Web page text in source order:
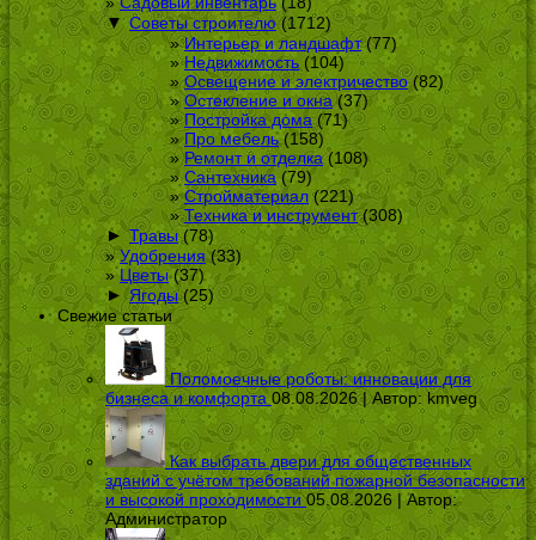
▼ Советы строителю(1712)
Интерьер и ландшафт(77)
Недвижимость(104)
Освещение и электричество(82)
Остекление и окна(37)
Постройка дома(71)
Про мебель(158)
Ремонт и отделка(108)
Сантехника (79)
Стройматериал(221)
Техника и инструмент(308)
► Травы(78)
Удобрения(33)
Цветы(37)
► Ягоды(25)
Свежие статьи
Поломоечные роботы: инновации для
бизнеса и комфорта 08.08.2026 | Автор:kmveg
Как выбрать двери для общественных
зданий с учётом требований пожарной безопасности
и высокой проходимости 05.08.2026 | Автор:
Администратор